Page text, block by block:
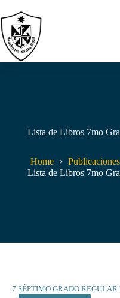
to
content
Lista de Libros 7mo
Home Publicaciones
Lista de Libros 7mo
7 SÉPTIMO GRADO